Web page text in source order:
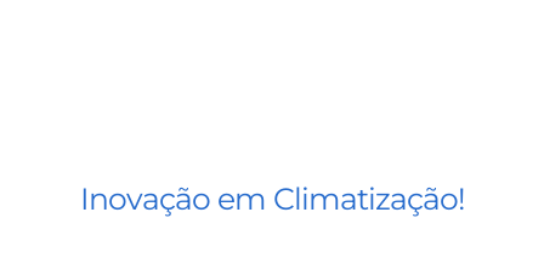
Inovação em Climatização!